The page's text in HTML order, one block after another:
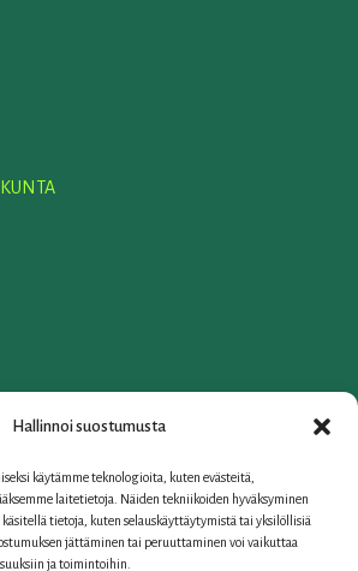
Hallinnoi suostumusta
käytämme teknologioita, kuten evästeitä,
laitetietoja. Näiden tekniikoiden hyväksyminen
tietoja, kuten selauskäyttäytymistä tai yksilöllisiä
jättäminen tai peruuttaminen voi vaikuttaa
ja toimintoihin.